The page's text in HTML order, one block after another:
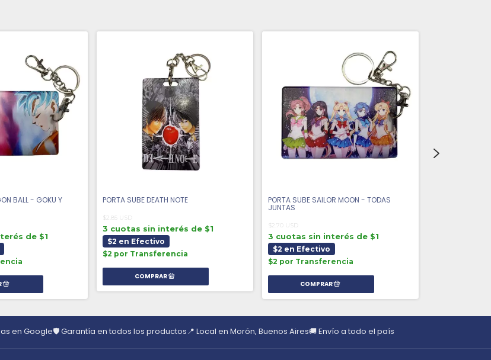
BALL - GOKU Y
de $1
PORTA SUBE DEATH NOTE
$2.85 USD
3 cuotas sin interés de $1
$2 en Efectivo
$2 por Transferencia
PORTA SUBE SAILOR MOON - TODAS
JUNTAS
$2.70 USD
3 cuotas sin interés de $1
$2 en Efectivo
$2 por Transferencia
en Google🛡️ Garantía en todos los productos📍 Local en Morón, Buenos Aires🚚 Envío a todo el país